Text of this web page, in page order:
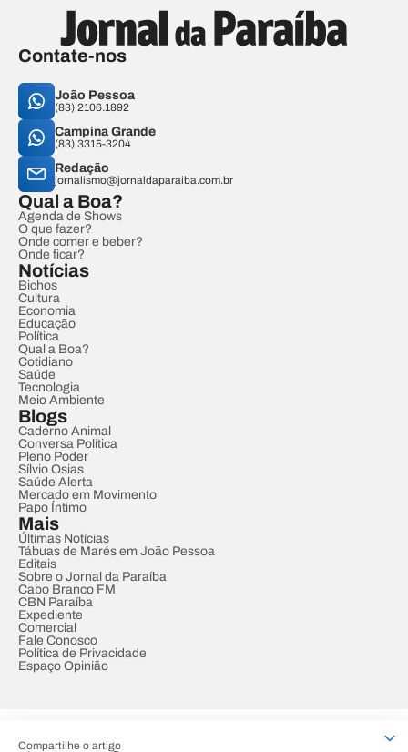
Compartilhe o artigo
Contate-nos
João Pessoa
(83) 2106.1892
Campina Grande
(83) 3315-3204
Redação
jornalismo@jornaldaparaiba.com.br
Qual a Boa?
Agenda de Shows
O que fazer?
Onde comer e beber?
Onde ficar?
Notícias
Bichos
Cultura
Economia
Educação
Política
Qual a Boa?
Cotidiano
Saúde
Tecnologia
Meio Ambiente
Blogs
Caderno Animal
Conversa Política
Pleno Poder
Sílvio Osias
Saúde Alerta
Mercado em Movimento
Papo Íntimo
Mais
Últimas Notícias
Tábuas de Marés em João Pessoa
Editais
Sobre o Jornal da Paraíba
Cabo Branco FM
CBN Paraíba
Expediente
Comercial
Fale Conosco
Política de Privacidade
Espaço Opinião